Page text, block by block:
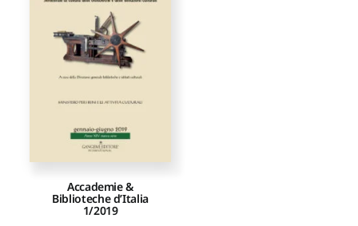
Proposte di pubblicazione
Newsletter
Accademie &
Biblioteche d’Italia
1/2019